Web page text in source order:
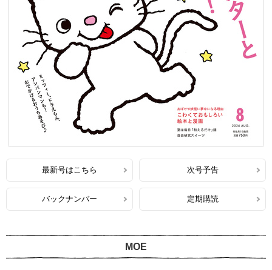
最新号はこちら 次号予告
バックナンバー 定期購読
MOE